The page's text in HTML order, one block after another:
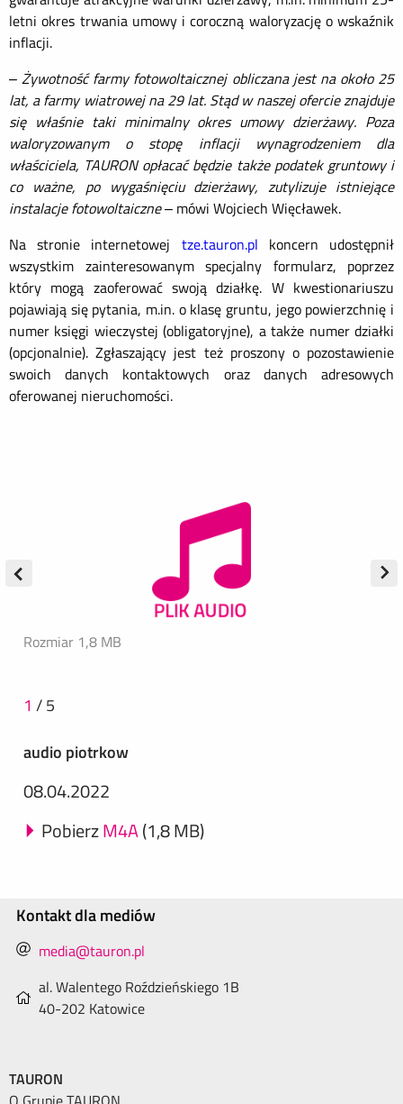
letni okres trwania umowy i coroczną waloryzację o wskaźnik
inflacji.
–Żywotność farmy fotowoltaicznej obliczana jest na około 25
lat, a farmy wiatrowej na 29 lat. Stąd w naszej ofercie znajduje
się właśnie taki minimalny okres umowy dzierżawy. Poza
waloryzowanym o stopę inflacji wynagrodzeniem dla
właściciela, TAURON opłacać będzie także podatek gruntowy i
co ważne, po wygaśnięciu dzierżawy, zutylizuje istniejące
instalacje fotowoltaiczne– mówi Wojciech Więcławek.
Na stronie internetowej tze.tauron.pl koncern udostępnił
wszystkim zainteresowanym specjalny formularz, poprzez
który mogą zaoferować swoją działkę. W kwestionariuszu
pojawiają się pytania, m.in. o klasę gruntu, jego powierzchnię i
numer księgi wieczystej (obligatoryjne), a także numer działki
(opcjonalnie). Zgłaszający jest też proszony o pozostawienie
swoich danych kontaktowych oraz danych adresowych
oferowanej nieruchomości.
Rozmiar 1,8 MB
1 /5
audio piotrkow
08.04.2022
PobierzM4A(1,8 MB)
Kontakt dla mediów
media@tauron.pl
al. Walentego Roździeńskiego 1B
40-202 Katowice
TAURON